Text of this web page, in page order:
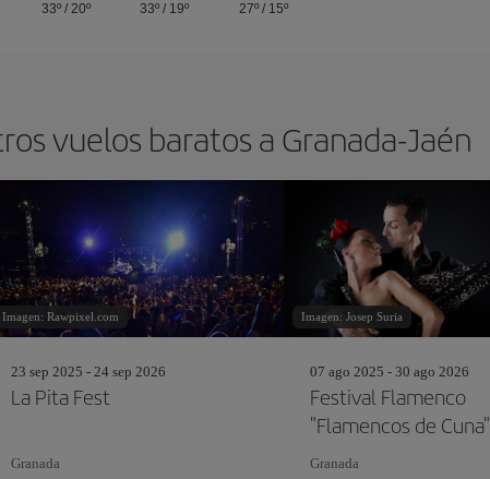
33º/ 20º
33º / 19º
27º/ 15º
vuelos baratos a Granada-Jaén
Imagen: Rawpixel.com
23 sep 2025 - 24 sep 2026
La Pita Fest
Granada
Imagen: Josep Suria
07 ago 2025 - 30 ago 2026
Festival Flamenco
"Flamencos de Cuna"
Granada